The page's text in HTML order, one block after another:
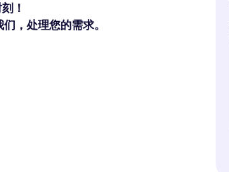
！
，处理您的需求。